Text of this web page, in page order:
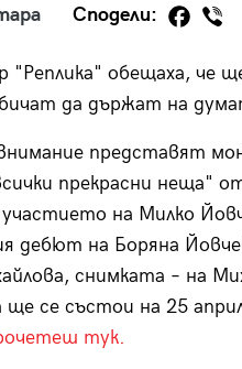
Сподели:
обещаха, че
да държат на
представят
прекрасни неща"
на Милко
дебют на Боряна
снимката – на
се състои на 25
тук.
29 /